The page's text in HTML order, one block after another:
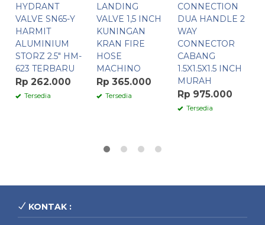
HYDRANT
VALVE SN65-Y
HARMIT
ALUMINIUM
STORZ 2.5″ HM-
623 TERBARU
Rp 262.000
Tersedia
LANDING
VALVE 1,5 INCH
KUNINGAN
KRAN FIRE
HOSE
MACHINO
Rp 365.000
Tersedia
CONNECTION
DUA HANDLE 2
WAY
CONNECTOR
CABANG
1.5X1.5X1.5 INCH
MURAH
Rp 975.000
Tersedia
KONTAK :